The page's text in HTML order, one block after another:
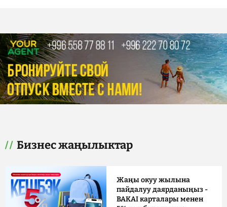
Бизнес жаңылыктар
Жаңы окуу жылына
пайдалуу даярданыңыз -
BAKAI карталары менен